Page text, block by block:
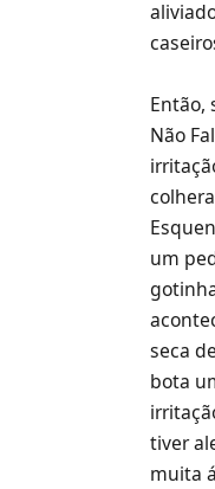
Então,
Não
um
seca
bota
tiver
muita